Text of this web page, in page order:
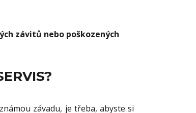
závitů nebo poškozených
závadu, je třeba, abyste si